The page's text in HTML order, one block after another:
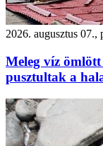
2026. augusztus 07.,
Meleg víz
pusztultak a